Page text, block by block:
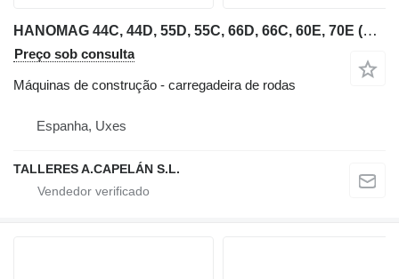
HANOMAG 44C, 44D, 55D, 55C, 66D, 66C, 60E, 70E (PIEZAS / DESGUACE)
Preço sob consulta
Máquinas de construção - carregadeira de rodas
Espanha, Uxes
TALLERES A.CAPELÁN S.L.